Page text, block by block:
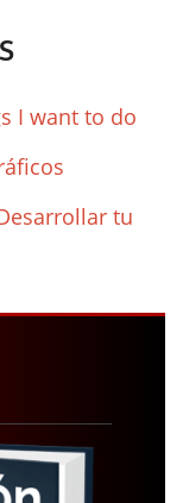
I want to do
tu